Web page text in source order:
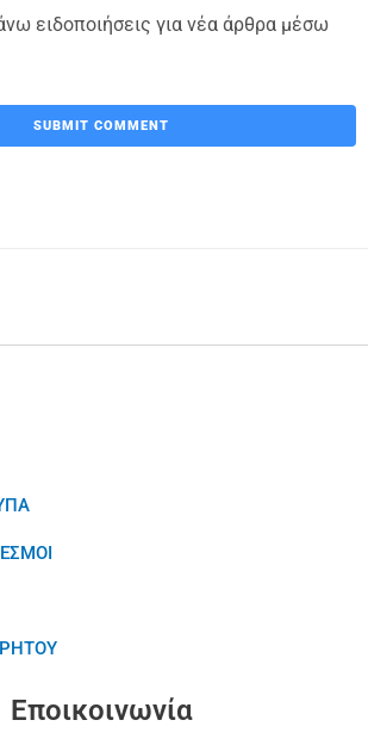
ειδοποιήσεις για νέα άρθρα μέσω
Εποικοινωνία